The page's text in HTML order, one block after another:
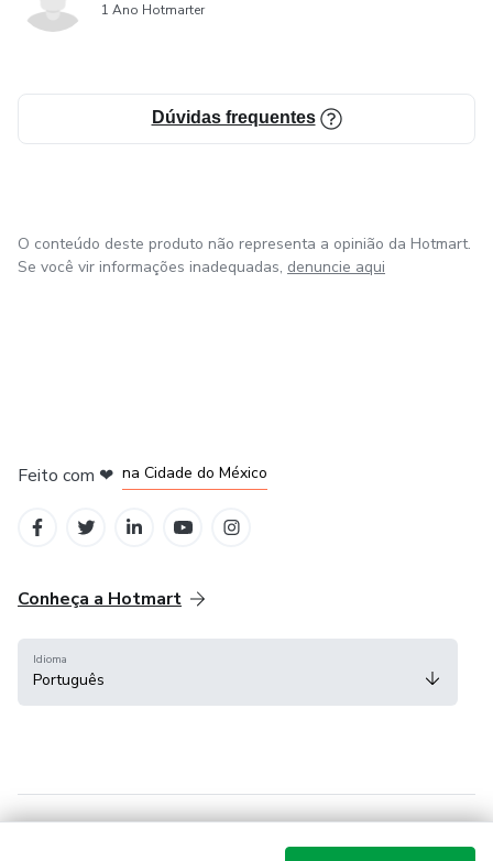
1 Ano Hotmarter
Dúvidas frequentes
O conteúdo deste produto não representa a opinião da Hotmart.
Se você vir informações inadequadas, denuncie aqui
Feito com ❤ na Cidade do México
Conheça a Hotmart
Idioma
Português